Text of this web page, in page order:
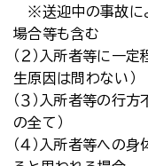
※送迎中の事故に
場合等も含む
（２）入所者等に一
生原因は問わない）
（３）入所者等の行
の全て）
（４）入所者等への